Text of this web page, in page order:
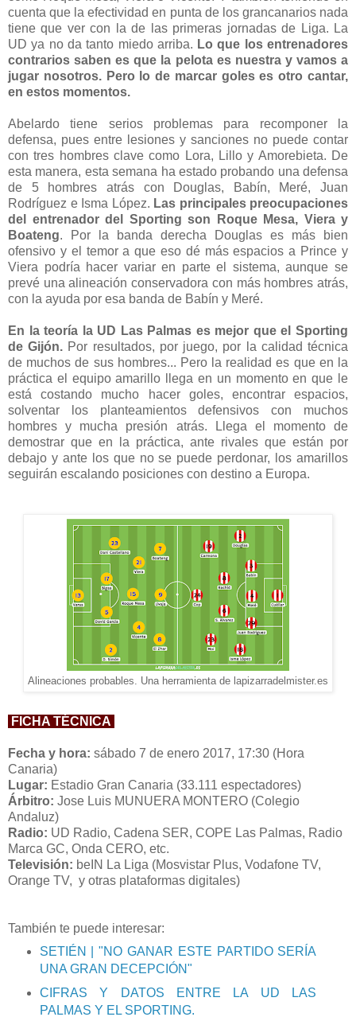
cuenta que la efectividad en punta de los grancanarios nada
tiene que ver con la de las primeras jornadas de Liga. La
UD ya no da tanto miedo arriba. Lo que los entrenadores
contrarios saben es que la pelota es nuestra y vamos a
jugar nosotros. Pero lo de marcar goles es otro cantar,
en estos momentos.
Abelardo tiene serios problemas para recomponer la
defensa, pues entre lesiones y sanciones no puede contar
con tres hombres clave como Lora, Lillo y Amorebieta. De
esta manera, esta semana ha estado probando una defensa
de 5 hombres atrás con Douglas, Babín, Meré, Juan
Rodríguez e Isma López. Las principales preocupaciones
del entrenador del Sporting son Roque Mesa, Viera y
Boateng. Por la banda derecha Douglas es más bien
ofensivo y el temor a que eso dé más espacios a Prince y
Viera podría hacer variar en parte el sistema, aunque se
prevé una alineación conservadora con más hombres atrás,
con la ayuda por esa banda de Babín y Meré.
En la teoría la UD Las Palmas es mejor que el Sporting
de Gijón. Por resultados, por juego, por la calidad técnica
de muchos de sus hombres... Pero la realidad es que en la
práctica el equipo amarillo llega en un momento en que le
está costando mucho hacer goles, encontrar espacios,
solventar los planteamientos defensivos con muchos
hombres y mucha presión atrás. Llega el momento de
demostrar que en la práctica, ante rivales que están por
debajo y ante los que no se puede perdonar, los amarillos
seguirán escalando posiciones con destino a Europa.
Alineaciones probables. Una herramienta de lapizarradelmister.es
FICHA TÉCNICA
Fecha y hora: sábado 7 de enero 2017, 17:30 (Hora
Canaria)
Lugar: Estadio Gran Canaria (33.111 espectadores)
Árbitro: Jose Luis MUNUERA MONTERO (Colegio
Andaluz)
Radio: UD Radio, Cadena SER, COPE Las Palmas, Radio
Marca GC, Onda CERO, etc.
Televisión: beIN La Liga (Mosvistar Plus, Vodafone TV,
Orange TV, y otras plataformas digitales)
También te puede interesar:
SETIÉN | "NO GANAR ESTE PARTIDO SERÍA
UNA GRAN DECEPCIÓN"
CIFRAS Y DATOS ENTRE LA UD LAS
PALMAS Y EL SPORTING.